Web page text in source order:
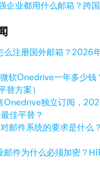
企业都用什么邮箱？跨
么注册国外邮箱？2026
软Onedrive一年多少钱
替方案）
Onedrive独立订阅，
佳平替？
邮件系统的要求是什么
邮件为什么必须加密？